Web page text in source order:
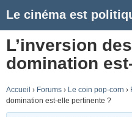
Le cinéma est
L’inversion
domination
Accueil › Forums › Le coin pop-corn ›
domination est-elle pertinente ?